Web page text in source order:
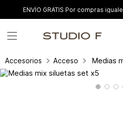
ENVÍO GRATIS Por compras
Accesorios Accesorios